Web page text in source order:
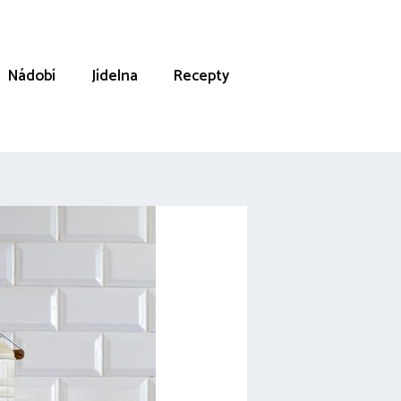
Nádobí Jídelna Recepty